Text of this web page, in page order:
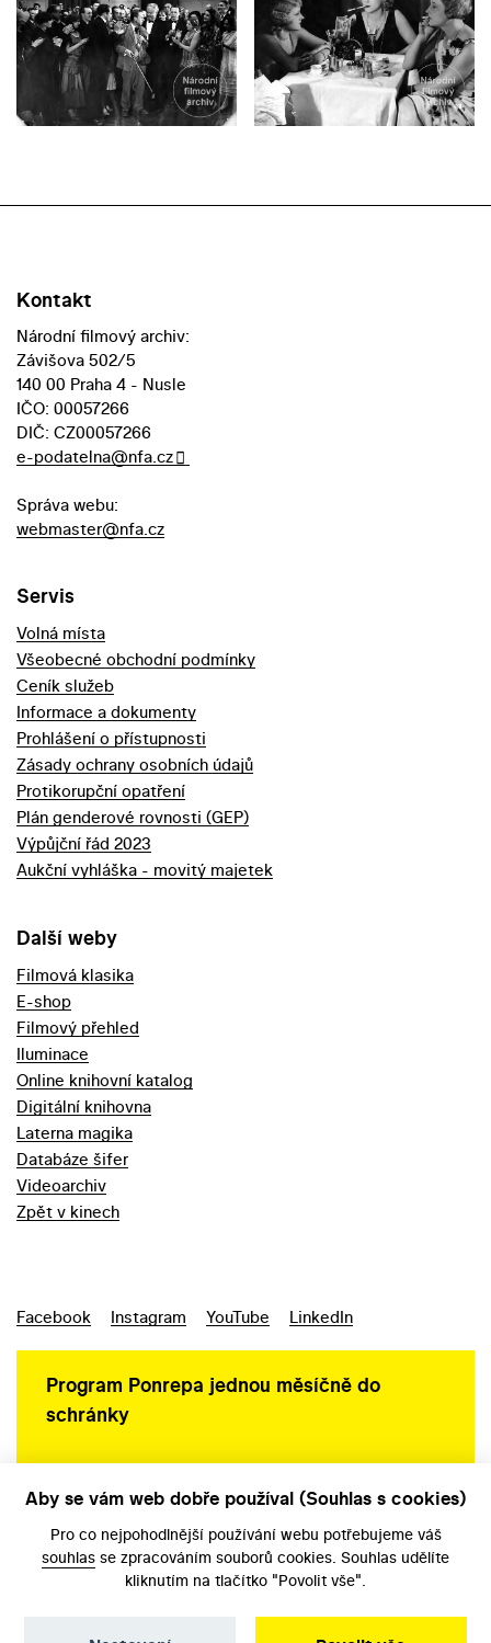
Kontakt
Národní filmový archiv:
Závišova 502/5
140 00 Praha 4 - Nusle
IČO: 00057266
DIČ: CZ00057266
e-podatelna@nfa.cz
Správa webu:
webmaster@nfa.cz
Servis
Volná místa
Všeobecné obchodní podmínky
Ceník služeb
Informace a dokumenty
Prohlášení o přístupnosti
Zásady ochrany osobních údajů
Protikorupční opatření
Plán genderové rovnosti (GEP)
Výpůjční řád 2023
Aukční vyhláška - movitý majetek
Další weby
Filmová klasika
E-shop
Filmový přehled
Iluminace
Online knihovní katalog
Digitální knihovna
Laterna magika
Databáze šifer
Videoarchiv
Zpět v kinech
Facebook Instagram YouTube LinkedIn
Program Ponrepa jednou měsíčně do
schránky
Aby se vám web dobře používal (Souhlas s cookies)
Pro co nejpohodlnější používání webu potřebujeme váš
souhlas se zpracováním souborů cookies. Souhlas udělíte
kliknutím na tlačítko "Povolit vše".